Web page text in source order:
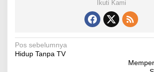
o
o
s
A
e
st
y
Li
k
Ikuti Kami
Navigasi
pos
Pos sebelumnya
Hidup Tanpa TV